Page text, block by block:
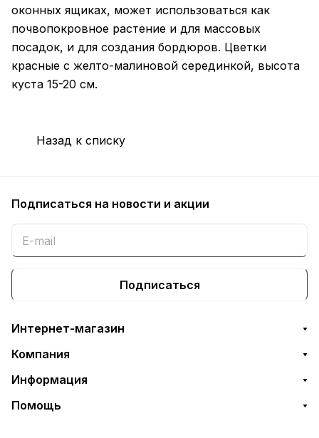
оконных ящиках, может использоваться как
почвопокровное растение и для массовых
посадок, и для создания бордюров. Цветки
красные с желто-малиновой серединкой, высота
куста 15-20 см.
Назад к списку
Подписаться на новости и акции
Подписаться
Интернет-магазин
Компания
Информация
Помощь